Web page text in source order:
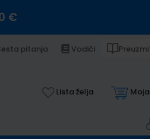
€
pitanja Vodiči
Lista želja